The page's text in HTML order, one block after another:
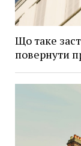
Що таке
повернути